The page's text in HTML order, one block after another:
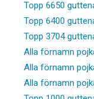
Topp 6650
Topp 6400
Topp 3704
Alla förnamn
Alla förnamn
Alla förnamn